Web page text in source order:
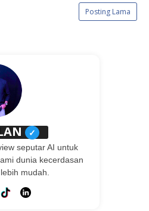
Posting Lama
✓
seputar AI untuk
dunia kecerdasan
mudah.